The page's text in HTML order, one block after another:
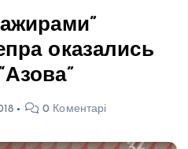
оказались
0 Коментарі